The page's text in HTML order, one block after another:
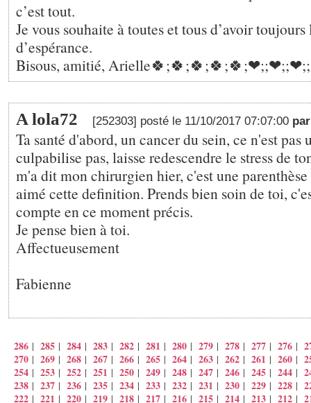
c’est tout.
Je vous souhaite à toutes et tous d’avoir
d’espérance.
Bisous, amitié,
A lola72 [252303] posté le 11/10/2017 07:07:00
Ta santé d'abord, un cancer du sein, ce n'est pas
culpabilise pas, laisse redescendre le stress de
m'a dit mon chirurgien hier, c'est une
aimé cette definition. Prends bien soin de toi,
compte en ce moment précis.
Je pense bien à toi.
Affectueusement
Fabienne
286 | 285 | 284 | 283 | 282 | 281 | 280 | 279 | 278 | 277 | 276 |
270 | 269 | 268 | 267 | 266 | 265 | 264 | 263 | 262 | 261 | 260 |
254 | 253 | 252 | 251 | 250 | 249 | 248 | 247 | 246 | 245 | 244 |
238 | 237 | 236 | 235 | 234 | 233 | 232 | 231 | 230 | 229 | 228 |
222 | 221 | 220 | 219 | 218 | 217 | 216 | 215 | 214 | 213 | 212 |